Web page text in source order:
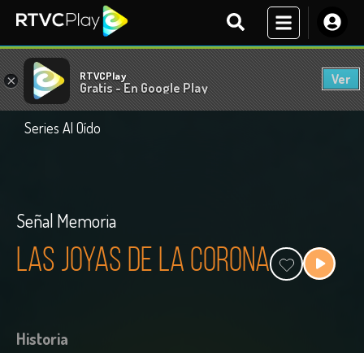
× RTVCPlay
Gratis - En Google Play
Ver
Series Al Oído
Señal Memoria
Las Joyas de la Corona
Historia